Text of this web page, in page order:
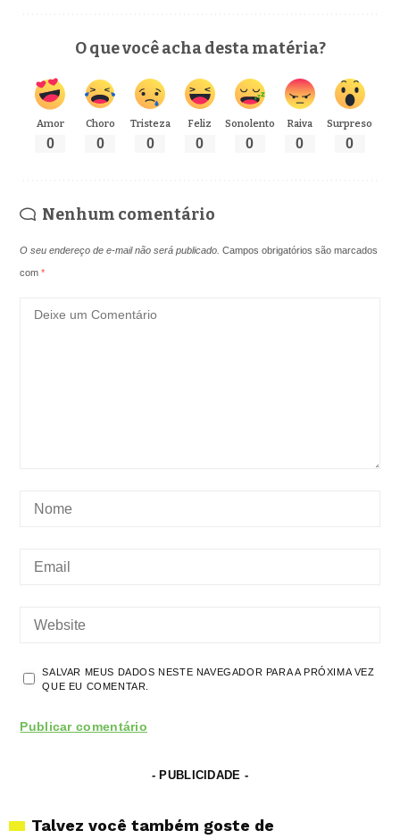
O que você acha desta matéria?
Amor
0
Choro
0
Tristeza
0
Feliz
0
Sonolento
0
Raiva
0
Surpreso
0
Nenhum comentário
O seu endereço de e-mail não será publicado. Campos obrigatórios são marcados
com*
SALVAR MEUS DADOS NESTE NAVEGADOR PARA A PRÓXIMA VEZ
QUE EU COMENTAR.
- PUBLICIDADE -
Talvez você também goste de